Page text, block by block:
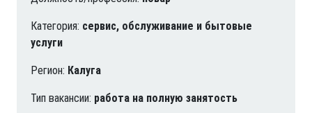
Категория: сервис, обслуживание и бытовые
услуги
Регион: Калуга
Тип вакансии: работа на полную занятость